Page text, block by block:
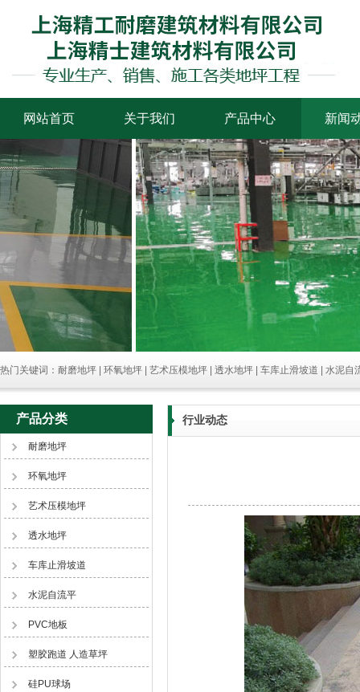
网站首页 关于我们 产品中心 新闻
热门关键词：耐磨地坪 | 环氧地坪 | 艺术压模地坪 | 透水地坪 | 车库止滑坡道 | 水泥自
产品分类
耐磨地坪
环氧地坪
艺术压模地坪
透水地坪
车库止滑坡道
水泥自流平
PVC地板
塑胶跑道 人造草坪
硅PU球场
行业动态